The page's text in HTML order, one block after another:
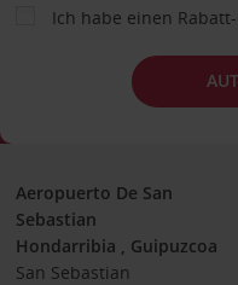
Ich habe einen
Aeropuerto De San
Sebastian
Hondarribia , Guipuzcoa
San Sebastian